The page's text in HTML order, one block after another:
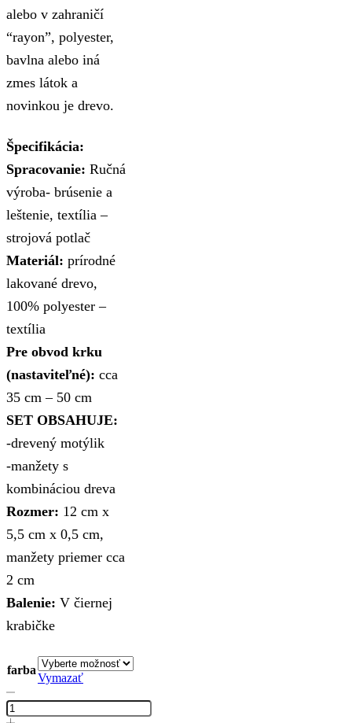
alebo v zahraničí
“rayon”, polyester,
bavlna alebo iná
zmes látok a
novinkou je drevo.
Špecifikácia:
Spracovanie: Ručná
výroba- brúsenie a
leštenie, textília –
strojová potlač
Materiál: prírodné
lakované drevo,
100% polyester –
textília
Pre obvod krku
(nastaviteľné): cca
35 cm – 50 cm
SET OBSAHUJE:
-drevený motýlik
-manžety s
kombináciou dreva
Rozmer: 12 cm x
5,5 cm x 0,5 cm,
manžety priemer cca
2 cm
Balenie: V čiernej
krabičke
farba
Vymazať
množstvo
Viac
farebný